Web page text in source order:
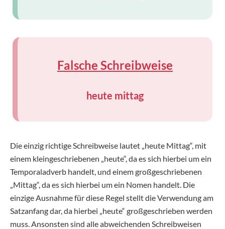
Falsche Schreibweise
heute mittag
Die einzig richtige Schreibweise lautet „heute Mittag“, mit
einem kleingeschriebenen „heute“, da es sich hierbei um ein
Temporaladverb handelt, und einem großgeschriebenen
„Mittag“, da es sich hierbei um ein Nomen handelt. Die
einzige Ausnahme für diese Regel stellt die Verwendung am
Satzanfang dar, da hierbei „heute“ großgeschrieben werden
muss. Ansonsten sind alle abweichenden Schreibweisen